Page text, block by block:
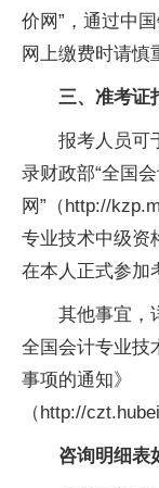
价网”，通过中
网上缴费时请慎
三、准考证
报考人员可
录财政部“全国
网”（http://
专业技术中级资
在本人正式参加
其他事宜，
全国会计专业技
事项的通知》
（http://
咨询明细表